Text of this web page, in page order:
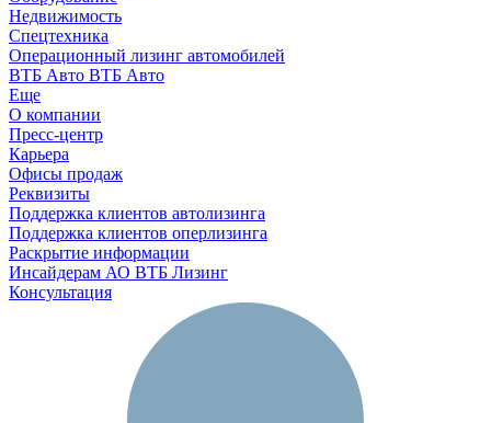
Недвижимость
Спецтехника
Операционный лизинг автомобилей
ВТБ Авто ВТБ Авто
Еще
О компании
Пресс-центр
Карьера
Офисы продаж
Реквизиты
Поддержка клиентов автолизинга
Поддержка клиентов оперлизинга
Раскрытие информации
Инсайдерам АО ВТБ Лизинг
Консультация